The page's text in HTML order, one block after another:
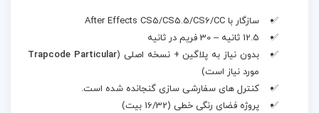
سازگار با After Effects CS5/CS5.5/CS6/CC
12.5 ثانیه – 30 فریم در ثانیه
بدون نیاز به پلاگین + نسخه اصلی (Trapcode Particular
مورد نیاز است)
کنترل های سفارشی سازی گنجانده شده است.
پروژه فضای رنگی خطی (16/32 بیت)